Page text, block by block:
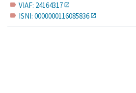
label VIAF: 24164317
label ISNI: 0000000116085836